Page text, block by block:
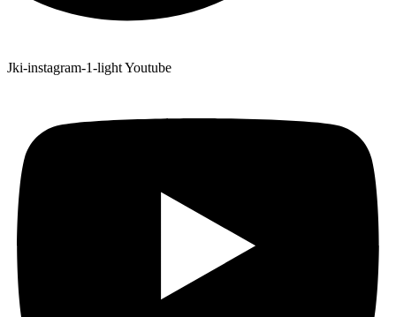
Jki-instagram-1-lightYoutube